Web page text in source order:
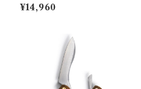
ACO チャコ
¥14,960